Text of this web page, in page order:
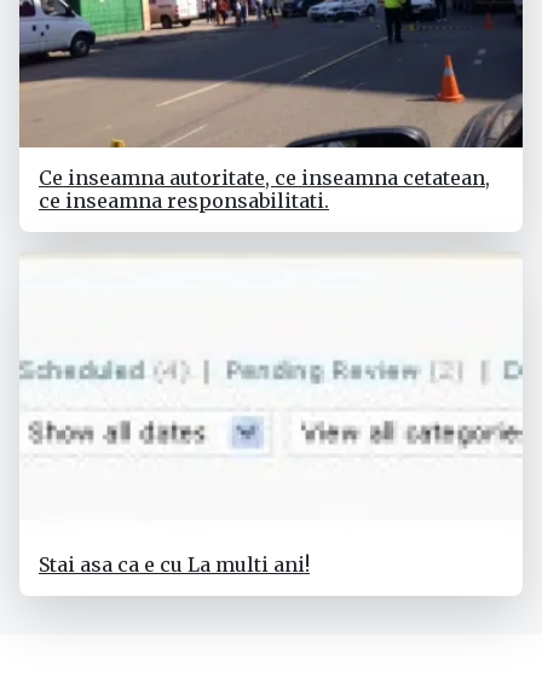
Ce inseamna autoritate, ce inseamna cetatean,
ce inseamna responsabilitati.
Stai asa ca e cu La multi ani!